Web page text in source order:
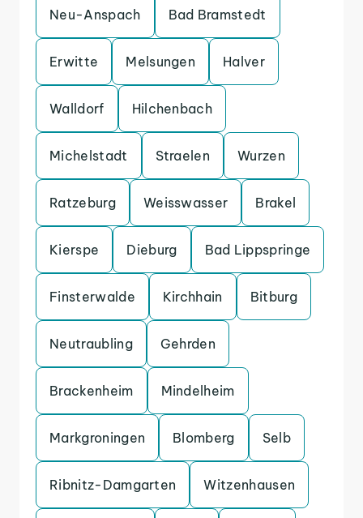
Neu-Anspach Bad Bramstedt
Erwitte Melsungen Halver
Walldorf Hilchenbach
Michelstadt Straelen Wurzen
Ratzeburg Weisswasser Brakel
Kierspe Dieburg Bad Lippspringe
Finsterwalde Kirchhain Bitburg
Neutraubling Gehrden
Brackenheim Mindelheim
Markgroningen Blomberg Selb
Ribnitz-Damgarten Witzenhausen